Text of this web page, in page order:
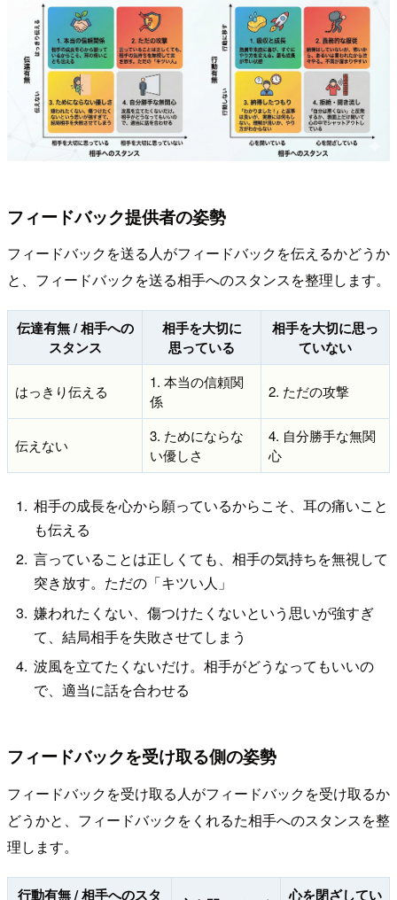
フィードバック提供者の姿勢
フィードバックを送る人がフィードバックを伝えるかどうか
と、フィードバックを送る相手へのスタンスを整理します。
伝達有無 / 相手への
スタンス
相手を大切に
思っている
相手を大切に思っ
ていない
はっきり伝える
1. 本当の信頼関
係
2. ただの攻撃
伝えない
3. ためにならな
い優しさ
4. 自分勝手な無関
心
相手の成長を心から願っているからこそ、耳の痛いこと
も伝える
言っていることは正しくても、相手の気持ちを無視して
突き放す。ただの「キツい人」
嫌われたくない、傷つけたくないという思いが強すぎ
て、結局相手を失敗させてしまう
波風を立てたくないだけ。相手がどうなってもいいの
で、適当に話を合わせる
フィードバックを受け取る側の姿勢
フィードバックを受け取る人がフィードバックを受け取るか
どうかと、フィードバックをくれるた相手へのスタンスを整
理します。
行動有無 / 相手へのスタ 心を閉ざしてい